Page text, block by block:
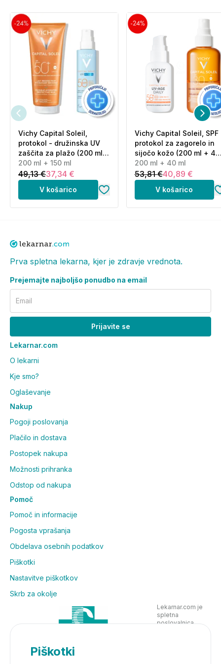
takoj ko se obrišete z brisačo.
Kakšna sta tekstura in vonj
losjona?
Gre za lahkoten ekološki losjon brez vonja. Dovolj
lahkoten je za vsakodnevno uporabo, a hkrati razvit
za dolgotrajno aktivno izpostavljenost soncu.
Vichy Capital Soleil,
protokol - družinska UV
zaščita za plažo (200 ml +
150 ml)
200 ml + 150 ml
49,13 €37,34 €
V košarico
Vichy Capital Soleil, SPF
protokol za zagorelo in
sijočo kožo (200 ml + 40
ml)
200 ml + 40 ml
53,81 €40,89 €
V košarico
Prva spletna lekarna, kjer je zdravje vrednota.
Prejemajte najboljšo ponudbo na email
Email
Prijavite se
Lekarnar.com
O lekarni
Kje smo?
Oglaševanje
Nakup
Pogoji poslovanja
Plačilo in dostava
Postopek nakupa
Možnosti prihranka
Odstop od nakupa
Pomoč
Pomoč in informacije
Pogosta vprašanja
Obdelava osebnih podatkov
Piškotki
Nastavitve piškotkov
Skrb za okolje
Lekarnar.com je
spletna
poslovalnica
Piškotki